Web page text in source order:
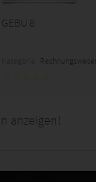
GEBU 8
anzeigen!